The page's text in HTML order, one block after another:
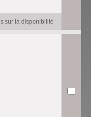
sur la disponibilité